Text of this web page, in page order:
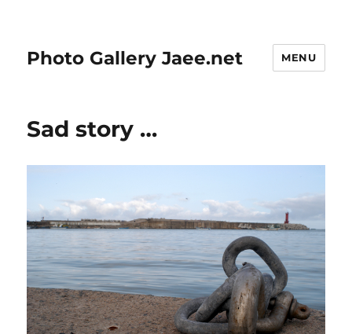
Photo Gallery Jaee.net MENU
Sad story …